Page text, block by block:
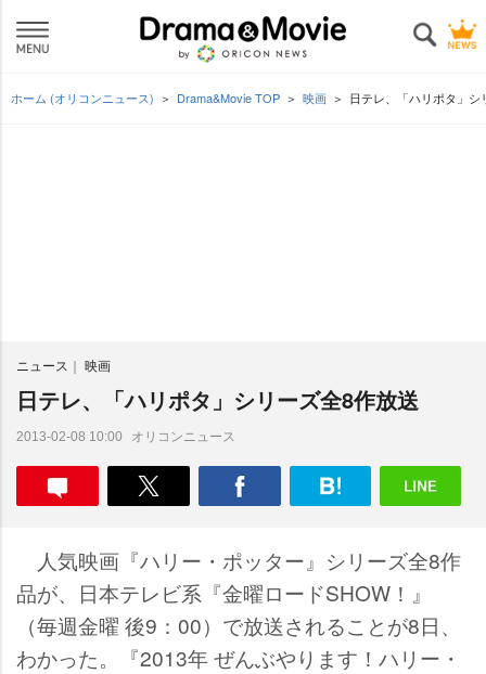
ホーム (オリコンニュース) Drama&Movie TOP 映画 日テレ、「ハリポタ」シ
ニュース 映画
日テレ、「ハリポタ」シリーズ全8作放送
2013-02-08 10:00 オリコンニュース
人気映画『ハリー・ポッター』シリーズ全8作
品が、日本テレビ系『金曜ロードSHOW！』
（毎週金曜 後9：00）で放送されることが8日、
わかった。『2013年 ぜんぶやります！ハリー・